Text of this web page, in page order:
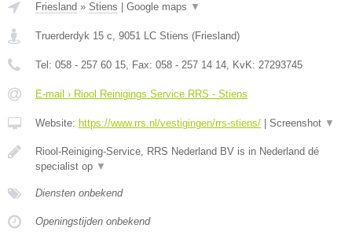
Friesland » Stiens Google maps ▼
Truerderdyk 15 c, 9051 LC Stiens (Friesland)
Tel: 058 - 257 60 15, Fax: 058 - 257 14 14, KvK: 27293745
E-mail › Riool Reinigings Service RRS - Stiens
Website: https://www.rrs.nl/vestigingen/rrs-stiens/ Screenshot ▼
Riool-Reiniging-Service, RRS Nederland BV is in Nederland dé
specialist op ▼
Diensten onbekend
Openingstijden onbekend